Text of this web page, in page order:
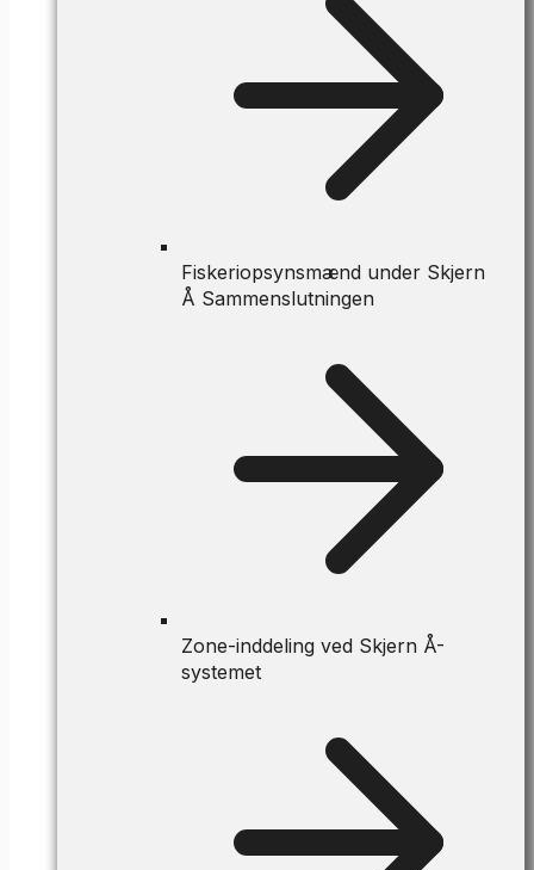
Fiskeriopsynsmænd under Skjern
Å Sammenslutningen
Zone-inddeling ved Skjern Å-
systemet